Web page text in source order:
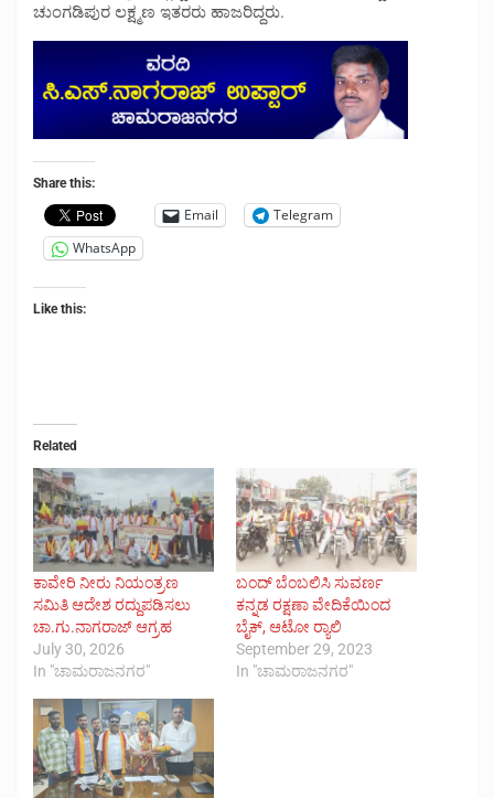
ಚುಂಗಡಿಪುರ ಲಕ್ಷ್ಮಣ ಇತರರು ಹಾಜರಿದ್ದರು.
Share this:
Email
Telegram
WhatsApp
Like this:
Related
ಕಾವೇರಿ ನೀರು ನಿಯಂತ್ರಣ
ಸಮಿತಿ ಆದೇಶ ರದ್ದುಪಡಿಸಲು
ಚಾ.ಗು.ನಾಗರಾಜ್ ಆಗ್ರಹ
July 30, 2026
In "ಚಾಮರಾಜನಗರ"
ಬಂದ್ ಬೆಂಬಲಿಸಿ ಸುವರ್ಣ
ಕನ್ನಡ ರಕ್ಷಣಾ ವೇದಿಕೆಯಿಂದ
ಬೈಕ್, ಆಟೋ ರ‍್ಯಾಲಿ
September 29, 2023
In "ಚಾಮರಾಜನಗರ"